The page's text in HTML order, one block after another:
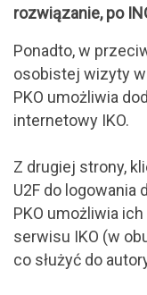
rozwiązanie, po
Ponadto, w
osobistej wizyty
PKO umożliwia
internetowy IKO.
Z drugiej strony,
U2F do logowania
PKO umożliwia
serwisu IKO (w
co służyć do